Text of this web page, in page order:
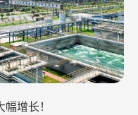
增长！